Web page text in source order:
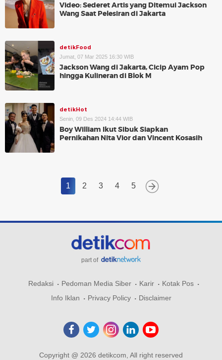
Video: Sederet Artis yang Ditemui Jackson
Wang Saat Pelesiran di Jakarta
detikFood
Jumat, 07 Mar 2025 16:30 WIB
Jackson Wang di Jakarta, Cicip Ayam Pop
hingga Kulineran di Blok M
detikHot
Senin, 09 Des 2024 14:44 WIB
Boy William Ikut Sibuk Siapkan
Pernikahan Nita Vior dan Vincent Kosasih
1 2 3 4 5
part of
Redaksi Pedoman Media Siber Karir
Kotak Pos
Info Iklan
Privacy Policy Disclaimer
Copyright @ 2026 detikcom, All right reserved